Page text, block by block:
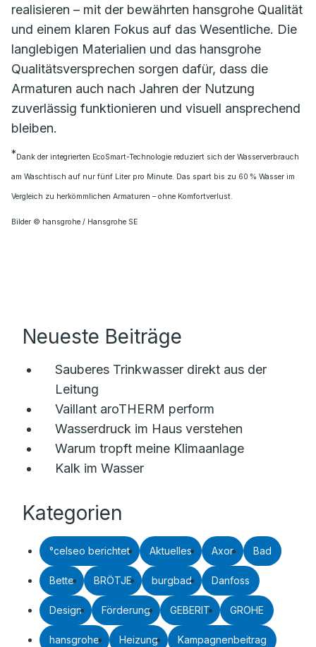
realisieren – mit der bewährten hansgrohe Qualität
und einem klaren Fokus auf das Wesentliche. Die
langlebigen Materialien und das hansgrohe
Qualitätsversprechen sorgen dafür, dass die
Armaturen auch nach Jahren der Nutzung
zuverlässig funktionieren und visuell ansprechend
bleiben.
*Dank der integrierten EcoSmart-Technologie reduziert sich der Wasserverbrauch
am Waschtisch auf nur fünf Liter pro Minute. Das spart bis zu 60 % Wasser im
Vergleich zu herkömmlichen Armaturen – ohne Komfortverlust.
Bilder © hansgrohe / Hansgrohe SE
Neueste Beiträge
Sauberes Trinkwasser direkt aus der
Leitung
Vaillant aroTHERM perform
Wasserdruck im Haus verstehen
Warum tropft meine Klimaanlage
Kalk im Wasser
Kategorien
°celseo berichtet Aktuelles Axor Bad
Bette BRÖTJE burgbad Danfoss
Design Förderung GEBERIT GROHE
hansgrohe Heizung Kampagnenbeitrag